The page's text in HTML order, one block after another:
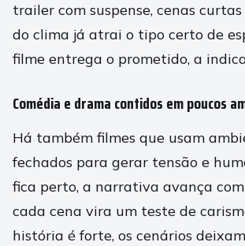
trailer com suspense, cenas
do clima já atrai o tipo certo de
filme entrega o prometido, a
Comédia e drama contidos em poucos
Há também filmes que usam
fechados para gerar tensão e
fica perto, a narrativa avança
cada cena vira um teste de
história é forte, os cenários